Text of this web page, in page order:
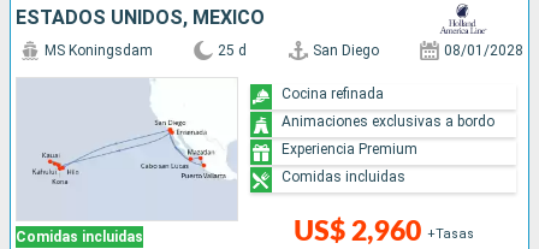
ESTADOS UNIDOS, MÉXICO
Comidas incluidas
MS Koningsdam 25 d San Diego 08/01/2028
US$ 2,960 +Tasas
Cocina refinada
Animaciones exclusivas a bordo
Experiencia Premium
Comidas incluidas